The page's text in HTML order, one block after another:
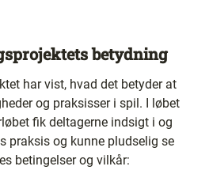
betydning
har vist, hvad det betyder at
og praksisser i spil. I løbet
fik deltagerne indsigt i og
praksis og kunne pludselig se
betingelser og vilkår: